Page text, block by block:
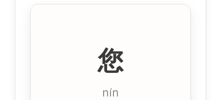
您
nín
Ngài / Ông / Bà
(trang trọng)